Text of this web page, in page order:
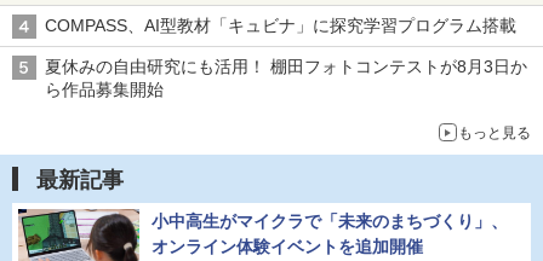
COMPASS、AI型教材「キュビナ」に探究学習プログラム搭載
夏休みの自由研究にも活用！ 棚田フォトコンテストが8月3日か
ら作品募集開始
もっと見る
最新記事
小中高生がマイクラで「未来のまちづくり」、
オンライン体験イベントを追加開催